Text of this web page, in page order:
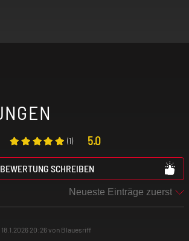
Dual Airflow am Top-Cap
Gewinde
(1) 5.0
BEWERTUNG SCHREIBEN
18.1.2026 20:26 von Blauesriff